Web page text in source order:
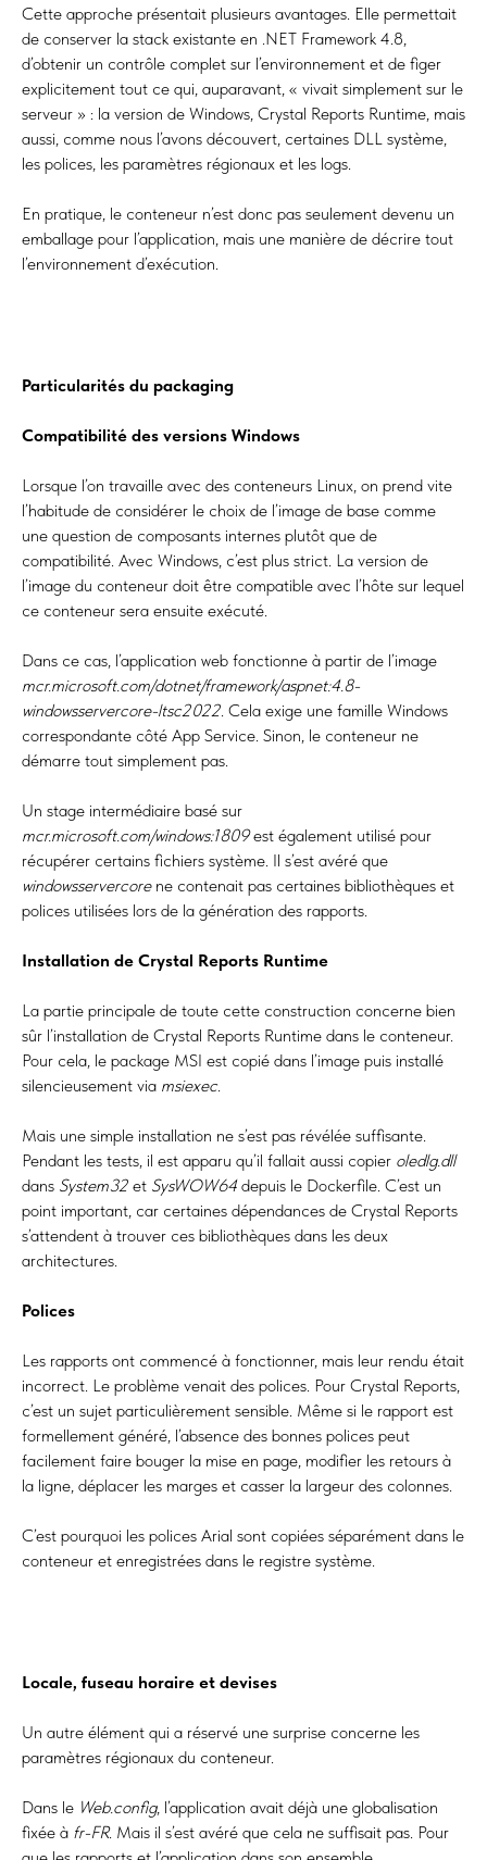
Cette approche présentait plusieurs avantages. Elle permettait
de conserver la stack existante en .NET Framework 4.8,
d’obtenir un contrôle complet sur l’environnement et de figer
explicitement tout ce qui, auparavant, « vivait simplement sur le
serveur » : la version de Windows, Crystal Reports Runtime, mais
aussi, comme nous l’avons découvert, certaines DLL système,
les polices, les paramètres régionaux et les logs.
En pratique, le conteneur n’est donc pas seulement devenu un
emballage pour l’application, mais une manière de décrire tout
l’environnement d’exécution.
Particularités du packaging
Compatibilité des versions Windows
Lorsque l’on travaille avec des conteneurs Linux, on prend vite
l’habitude de considérer le choix de l’image de base comme
une question de composants internes plutôt que de
compatibilité. Avec Windows, c’est plus strict. La version de
l’image du conteneur doit être compatible avec l’hôte sur lequel
ce conteneur sera ensuite exécuté.
Dans ce cas, l’application web fonctionne à partir de l’image
mcr.microsoft.com/dotnet/framework/aspnet:4.8-
windowsservercore-ltsc2022. Cela exige une famille Windows
correspondante côté App Service. Sinon, le conteneur ne
démarre tout simplement pas.
Un stage intermédiaire basé sur
mcr.microsoft.com/windows:1809est également utilisé pour
récupérer certains fichiers système. Il s’est avéré que
windowsservercore ne contenait pas certaines bibliothèques et
polices utilisées lors de la génération des rapports.
Installation de Crystal Reports Runtime
La partie principale de toute cette construction concerne bien
sûr l’installation de Crystal Reports Runtime dans le conteneur.
Pour cela, le package MSI est copié dans l’image puis installé
silencieusement via msiexec.
Mais une simple installation ne s’est pas révélée suffisante.
Pendant les tests, il est apparu qu’il fallait aussi copier oledlg.dll
dans System32 et SysWOW64depuis le Dockerfile. C’est un
point important, car certaines dépendances de Crystal Reports
s’attendent à trouver ces bibliothèques dans les deux
architectures.
Polices
Les rapports ont commencé à fonctionner, mais leur rendu était
incorrect. Le problème venait des polices. Pour Crystal Reports,
c’est un sujet particulièrement sensible. Même si le rapport est
formellement généré, l’absence des bonnes polices peut
facilement faire bouger la mise en page, modifier les retours à
la ligne, déplacer les marges et casser la largeur des colonnes.
C’est pourquoi les polices Arial sont copiées séparément dans le
conteneur et enregistrées dans le registre système.
Locale, fuseau horaire et devises
Un autre élément qui a réservé une surprise concerne les
paramètres régionaux du conteneur.
Dans le Web.config, l’application avait déjà une globalisation
fixée à fr-FR. Mais il s’est avéré que cela ne suffisait pas. Pour